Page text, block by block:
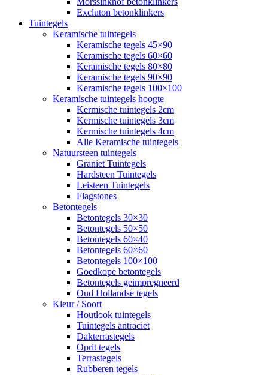
Excluton betonklinkers
Tuintegels
Keramische tuintegels
Keramische tegels 45×90
Keramische tegels 60×60
Keramische tegels 80×80
Keramische tegels 90×90
Keramische tegels 100×100
Keramische tuintegels hoogte
Kermische tuintegels 2cm
Kermische tuintegels 3cm
Kermische tuintegels 4cm
Alle Keramische tuintegels
Natuursteen tuintegels
Graniet Tuintegels
Hardsteen Tuintegels
Leisteen Tuintegels
Flagstones
Betontegels
Betontegels 30×30
Betontegels 50×50
Betontegels 60×40
Betontegels 60×60
Betontegels 100×100
Goedkope betontegels
Betontegels geimpregneerd
Oud Hollandse tegels
Kleur / Soort
Houtlook tuintegels
Tuintegels antraciet
Dakterrastegels
Oprit tegels
Terrastegels
Rubberen tegels